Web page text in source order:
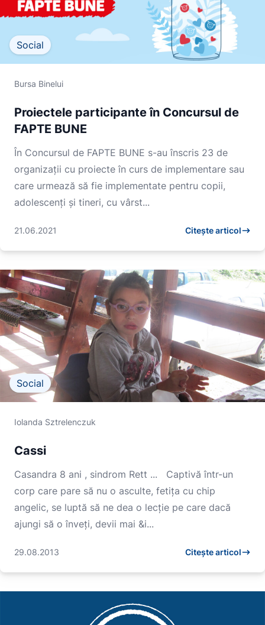
Social
Bursa Binelui
Proiectele participante în Concursul de
FAPTE BUNE
În Concursul de FAPTE BUNE s-au înscris 23 de
organizații cu proiecte în curs de implementare sau
care urmează să fie implementate pentru copii,
adolescenți și tineri, cu vârst...
21.06.2021 Citește articol
Social
Iolanda Sztrelenczuk
Cassi
Casandra 8 ani , sindrom Rett ... Captivă într-un
corp care pare să nu o asculte, fetiţa cu chip
angelic, se luptă să ne dea o lecţie pe care dacă
ajungi să o înveţi, devii mai &i...
29.08.2013 Citește articol